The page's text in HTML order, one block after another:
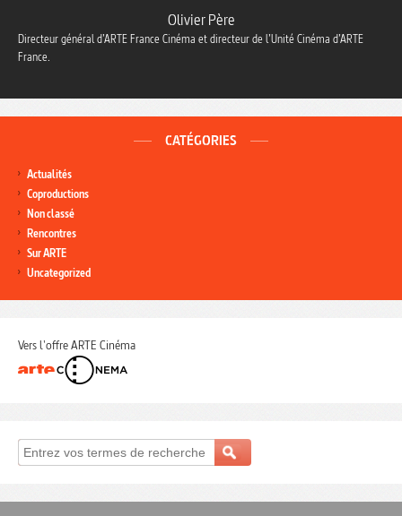
Olivier Père
Directeur général d’ARTE France Cinéma et directeur de l’Unité Cinéma d’ARTE
France.
CATÉGORIES
Actualités
Coproductions
Non classé
Rencontres
Sur ARTE
Uncategorized
Vers l'offre ARTE Cinéma